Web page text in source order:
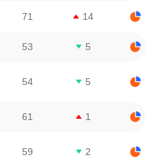
71 14
53 5
54 5
61 1
59 2